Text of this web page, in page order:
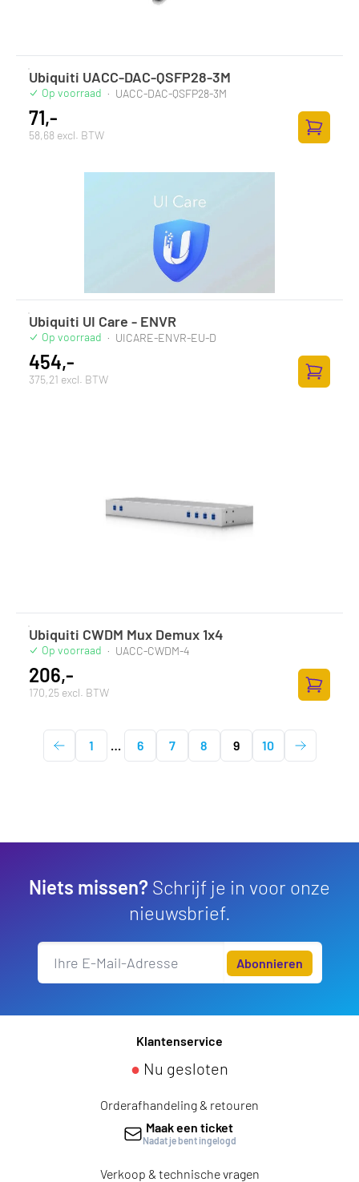
Ubiquiti UACC-DAC-QSFP28-3M
Op voorraad · UACC-DAC-QSFP28-3M
71,-
58,68 excl. BTW
Zum
Ubiquiti UI Care - ENVR
Op voorraad · UICARE-ENVR-EU-D
454,-
375,21 excl. BTW
Zum
Ubiquiti CWDM Mux Demux 1x4
Op voorraad · UACC-CWDM-4
206,-
170,25 excl. BTW
Zum
1 … 6 7 8 9 10
Niets missen? Schrijf je in voor onze
nieuwsbrief.
Abonnieren
Klantenservice
● Nu gesloten
Orderafhandeling & retouren
Maak een ticket
Nadat je bent ingelogd
Verkoop & technische vragen